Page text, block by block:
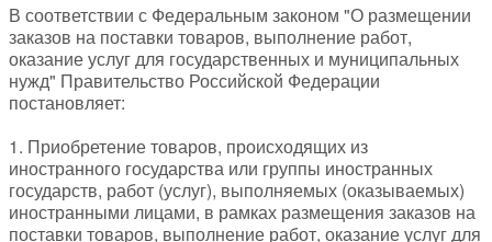
В соответствии с Федеральным законом "О размещении
заказов на поставки товаров, выполнение работ,
оказание услуг для государственных и муниципальных
нужд" Правительство Российской Федерации
постановляет:
1. Приобретение товаров, происходящих из
иностранного государства или группы иностранных
государств, работ (услуг), выполняемых (оказываемых)
иностранными лицами, в рамках размещения заказов на
поставки товаров, выполнение работ, оказание услуг для